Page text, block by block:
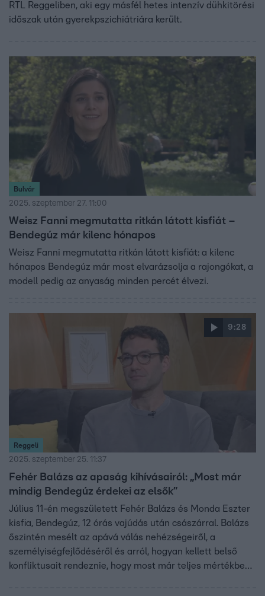
RTL Reggeliben, aki egy másfél hetes intenzív dühkitörési
időszak után gyerekpszichiátriára került.
Bulvár
2025. szeptember 27. 11:00
Weisz Fanni megmutatta ritkán látott kisfiát –
Bendegúz már kilenc hónapos
Weisz Fanni megmutatta ritkán látott kisfiát: a kilenc
hónapos Bendegúz már most elvarázsolja a rajongókat, a
modell pedig az anyaság minden percét élvezi.
9:28
Reggeli
2025. szeptember 25. 11:37
Fehér Balázs az apaság kihívásairól: „Most már
mindig Bendegúz érdekei az elsők”
Július 11-én megszületett Fehér Balázs és Monda Eszter
kisfia, Bendegúz, 12 órás vajúdás után császárral. Balázs
őszintén mesélt az apává válás nehézségeiről, a
személyiségfejlődéséről és arról, hogyan kellett belső
konfliktusait rendeznie, hogy most már teljes mértékben